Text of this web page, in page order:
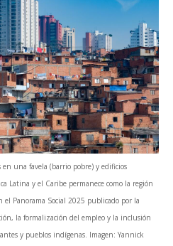
una favela (barrio pobre) y edificios
Latina y el Caribe permanece como la región
el Panorama Social 2025 publicado por la
la formalización del empleo y la inclusión
y pueblos indígenas. Imagen: Yannick